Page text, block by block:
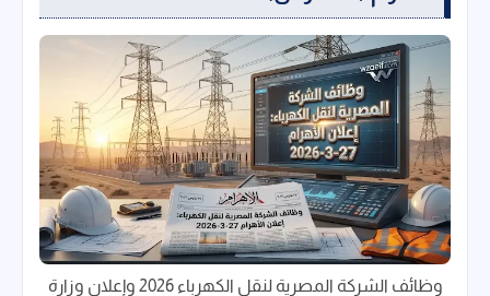
وظائف الشركة المصرية لنقل الكهرباء 2026 وإعلان وزارة